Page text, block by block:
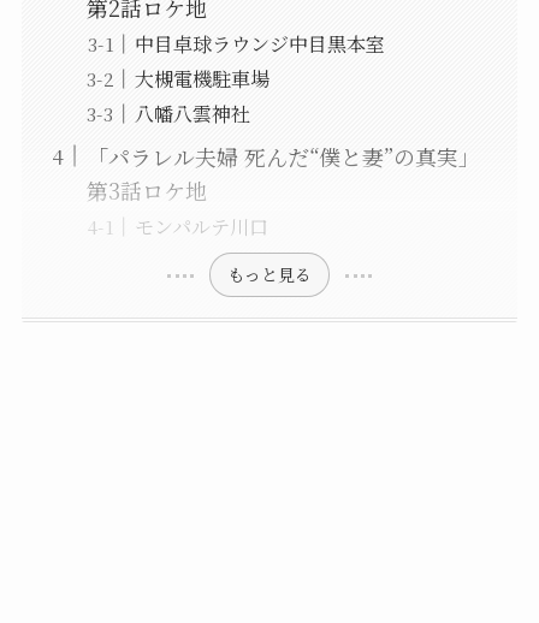
第2話ロケ地
中目卓球ラウンジ中目黒本室
大槻電機駐車場
八幡八雲神社
「パラレル夫婦 死んだ“僕と妻”の真実」
第3話ロケ地
モンパルテ川口
もっと見る